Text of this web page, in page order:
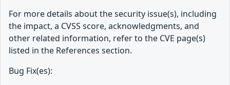
For more details about the security issue(s), including
the impact, a CVSS score, acknowledgments, and
other related information, refer to the CVE page(s)
listed in the References section.
Bug Fix(es):